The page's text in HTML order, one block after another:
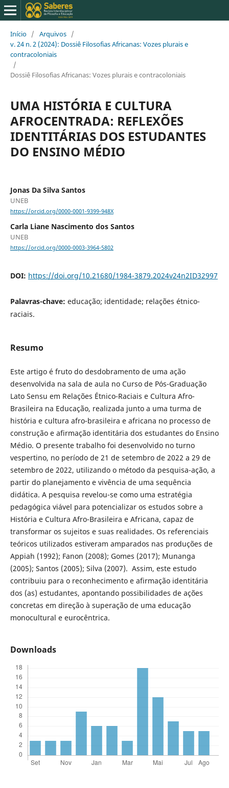
Início / Arquivos /
v. 24 n. 2 (2024): Dossiê Filosofias Africanas: Vozes plurais e
contracoloniais
/
Dossiê Filosofias Africanas: Vozes plurais e contracoloniais
UMA HISTÓRIA E CULTURA
AFROCENTRADA: REFLEXÕES
IDENTITÁRIAS DOS ESTUDANTES
DO ENSINO MÉDIO
Jonas Da Silva Santos
UNEB
https://orcid.org/0000-0001-9399-948X
Carla Liane Nascimento dos Santos
UNEB
https://orcid.org/0000-0003-3964-5802
DOI: https://doi.org/10.21680/1984-3879.2024v24n2ID32997
Palavras-chave: educação; identidade; relações étnico-
raciais.
Resumo
Este artigo é fruto do desdobramento de uma ação
desenvolvida na sala de aula no Curso de Pós-Graduação
Lato Sensu em Relações Étnico-Raciais e Cultura Afro-
Brasileira na Educação, realizada junto a uma turma de
história e cultura afro-brasileira e africana no processo de
construção e afirmação identitária dos estudantes do Ensino
Médio. O presente trabalho foi desenvolvido no turno
vespertino, no período de 21 de setembro de 2022 a 29 de
setembro de 2022, utilizando o método da pesquisa-ação, a
partir do planejamento e vivência de uma sequência
didática. A pesquisa revelou-se como uma estratégia
pedagógica viável para potencializar os estudos sobre a
História e Cultura Afro-Brasileira e Africana, capaz de
transformar os sujeitos e suas realidades. Os referenciais
teóricos utilizados estiveram amparados nas produções de
Appiah (1992); Fanon (2008); Gomes (2017); Munanga
(2005); Santos (2005); Silva (2007). Assim, este estudo
contribuiu para o reconhecimento e afirmação identitária
dos (as) estudantes, apontando possibilidades de ações
concretas em direção à superação de uma educação
monocultural e eurocêntrica.
Downloads